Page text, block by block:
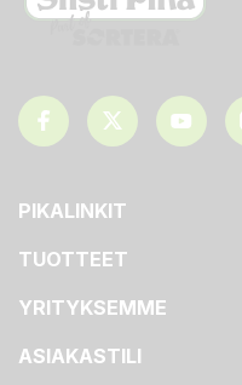
PIKALINKIT
TUOTTEET
YRITYKSEMME
ASIAKASTILI